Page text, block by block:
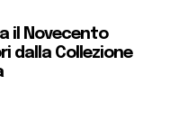
il Novecento
dalla Collezione